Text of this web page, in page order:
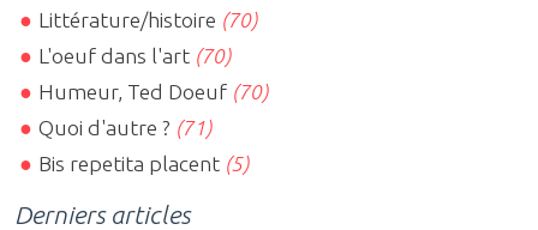
Littérature/histoire (70)
L'oeuf dans l'art (70)
Humeur, Ted Doeuf (70)
Quoi d'autre ? (71)
Bis repetita placent (5)
Derniers articles